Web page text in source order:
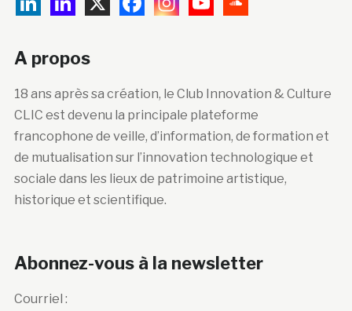
A propos
18 ans après sa création, le Club Innovation & Culture
CLIC est devenu la principale plateforme
francophone de veille, d’information, de formation et
de mutualisation sur l’innovation technologique et
sociale dans les lieux de patrimoine artistique,
historique et scientifique.
Abonnez-vous à la newsletter
Courriel :